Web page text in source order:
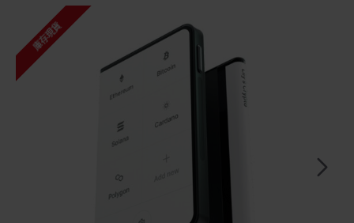
庫存現貨